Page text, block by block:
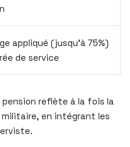
appliqué (jusqu’à 75%)
de service
reflète à la fois la
en intégrant les